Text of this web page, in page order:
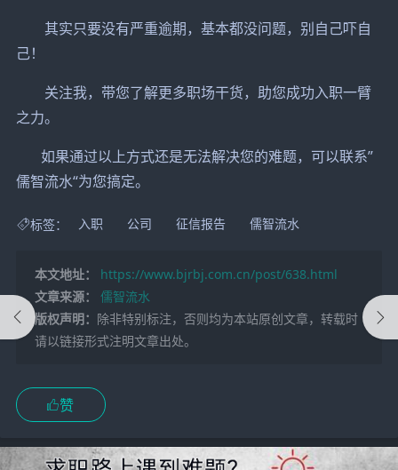
其实只要没有严重逾期，基本都没问题，别自己吓自
己！
关注我，带您了解更多职场干货，助您成功入职一臂
之力。
如果通过以上方式还是无法解决您的难题，可以联系”
儒智流水“为您搞定。
标签： 入职 公司 征信报告 儒智流水
本文地址：
https://www.bjrbj.com.cn/post/638.html
文章来源：
儒智流水
版权声明： 除非特别标注，否则均为本站原创文章，转载时
请以链接形式注明文章出处。
赞